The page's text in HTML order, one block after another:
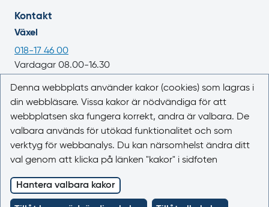
Kontakt
Växel
018-17 46 00
Vardagar 08.00-16.30
E-post
registrator@lakemedelsverket.se
Om webbplatsen
Om Läkemedelsboken
Kontakta oss
Kakor (cookies)
Tillgänglighet
Denna webbplats använder kakor (cookies) som lagras i
din webbläsare. Vissa kakor är nödvändiga för att
webbplatsen ska fungera korrekt, andra är valbara. De
valbara används för utökad funktionalitet och som
verktyg för webbanalys. Du kan närsomhelst ändra ditt
val genom att klicka på länken "kakor" i sidfoten
Hantera valbara kakor